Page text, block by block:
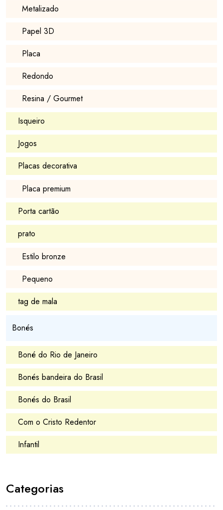
Metalizado
Papel 3D
Placa
Redondo
Resina / Gourmet
Isqueiro
Jogos
Placas decorativa
Placa premium
Porta cartão
prato
Estilo bronze
Pequeno
tag de mala
Bonés
Boné do Rio de Janeiro
Bonés bandeira do Brasil
Bonés do Brasil
Com o Cristo Redentor
Infantil
Categorias